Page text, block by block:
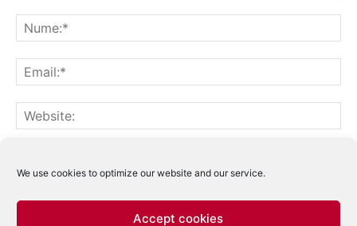
We use cookies to optimize our website and our service.
Accept cookies
Notifică-mă prin email când sunt publicate articole noi.